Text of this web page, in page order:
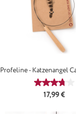
Profeline - Katzenangel
Regulärer
17,99 €